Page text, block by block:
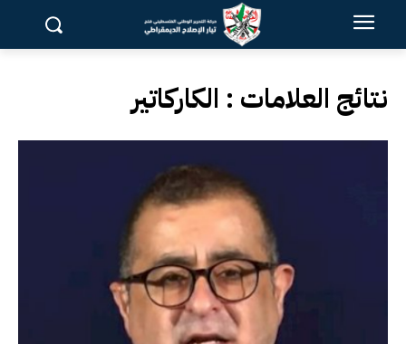
نتائج العلامات : الكاركاتير